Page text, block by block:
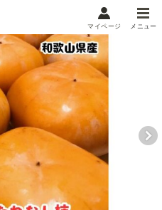
メニュー
閲覧履歴
り込み
マイページ